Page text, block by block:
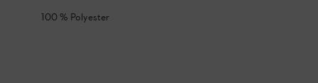
100 % Polyester